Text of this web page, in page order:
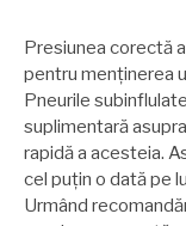
Presiunea corectă
pentru menținerea
Pneurile
suplimentară
rapidă a acesteia.
cel puțin o dată pe
Urmând